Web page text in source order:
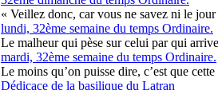
« Veillez donc, car vous ne savez ni le
lundi, 32ème semaine du temps Ordinaire.
Le malheur qui pèse sur celui par qui
mardi, 32ème semaine du temps Ordinaire.
Le moins qu’on puisse dire, c’est que
Dédicace de la basilique du Latran